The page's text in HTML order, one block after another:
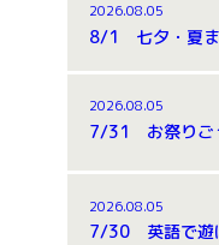
2026.08.05
8/1 七夕・夏ま
2026.08.05
7/31 お祭りご
2026.08.05
7/30 英語で遊